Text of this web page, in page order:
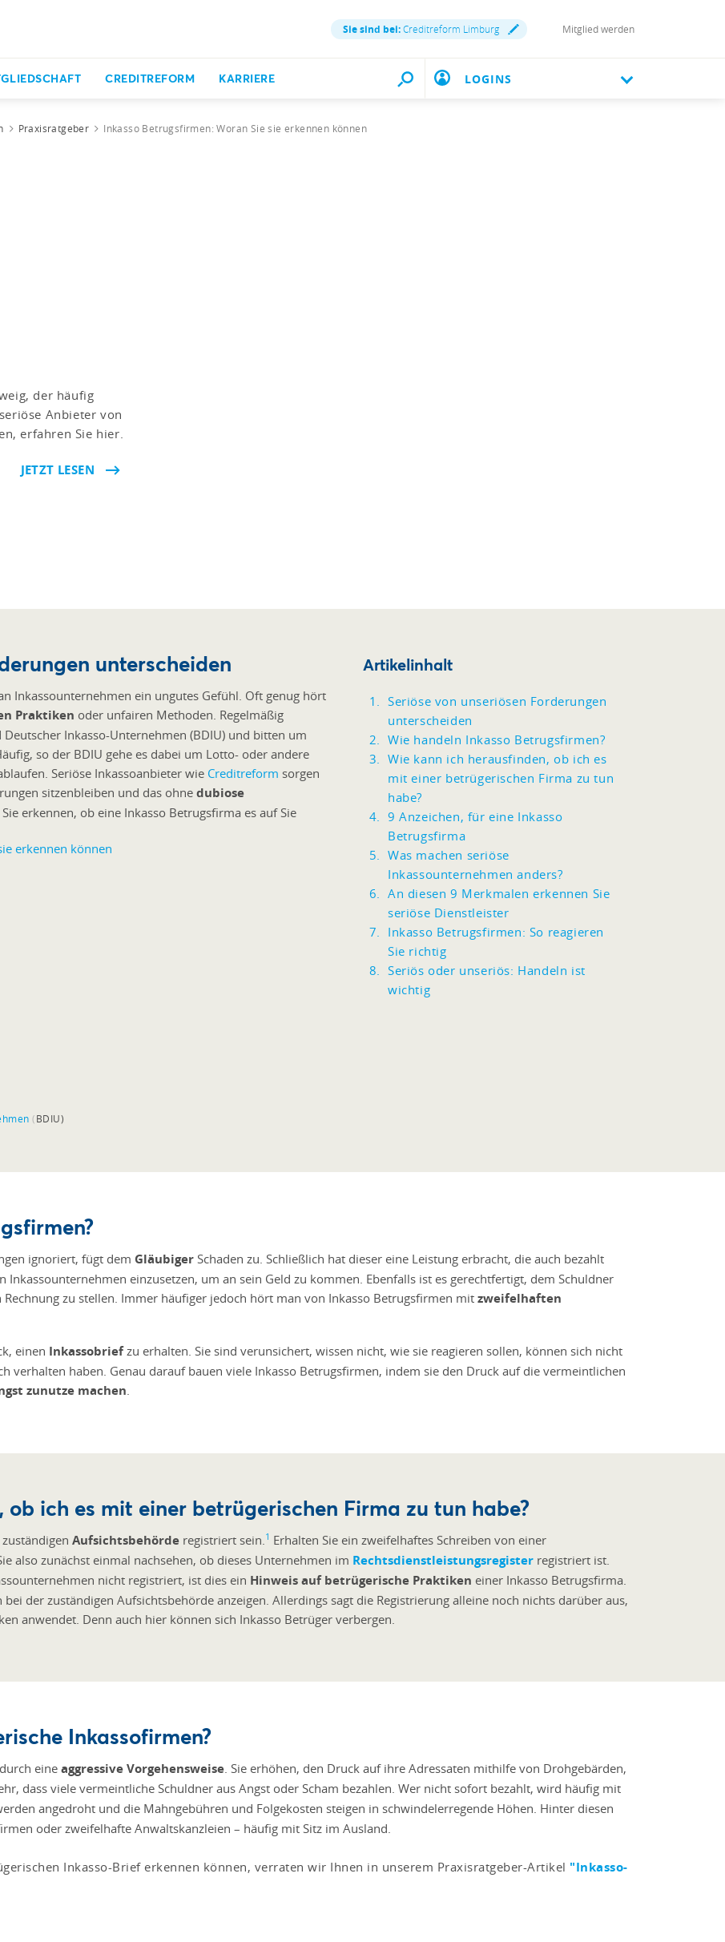
Sie sind bei:Creditreform Limburg Mitglied werden
CREDITREFORM KARRIERE LOGINS
Praxisratgeber Inkasso Betrugsfirmen: Woran Sie sie erkennen können
der häufig
Anbieter von
erfahren Sie hier.
JETZT LESEN
unterscheiden
Inkassounternehmen ein ungutes Gefühl. Oft genug hört
Praktiken oder unfairen Methoden. Regelmäßig
Inkasso-Unternehmen (BDIU) und bitten um
so der BDIU gehe es dabei um Lotto- oder andere
Seriöse Inkassoanbieter wie Creditreform sorgen
sitzenbleiben und das ohne dubiose
erkennen, ob eine Inkasso Betrugsfirma es auf Sie
(BDIU)
Artikelinhalt
Seriöse von unseriösen Forderungen
unterscheiden
Wie handeln Inkasso Betrugsfirmen?
Wie kann ich herausfinden, ob ich es
mit einer betrügerischen Firma zu tun
habe?
9 Anzeichen, für eine Inkasso
Betrugsfirma
Was machen seriöse
Inkassounternehmen anders?
An diesen 9 Merkmalen erkennen Sie
seriöse Dienstleister
Inkasso Betrugsfirmen: So reagieren
Sie richtig
Seriös oder unseriös: Handeln ist
wichtig
ignoriert, fügt dem Gläubiger Schaden zu. Schließlich hat dieser eine Leistung erbracht, die auch bezahlt
einzusetzen, um an sein Geld zu kommen. Ebenfalls ist es gerechtfertigt, dem Schuldner
Rechnung zu stellen. Immer häufiger jedoch hört man von Inkasso Betrugsfirmen mitzweifelhaften
einen Inkassobriefzu erhalten. Sie sind verunsichert, wissen nicht, wie sie reagieren sollen, können sich nicht
verhalten haben. Genau darauf bauen viele Inkasso Betrugsfirmen, indem sie den Druck auf die vermeintlichen
zunutze machen.
ich es mit einer betrügerischen Firma zu tun habe?
Aufsichtsbehörde registriert sein.1 Erhalten Sie ein zweifelhaftes Schreiben von einer
also zunächst einmal nachsehen, ob dieses Unternehmen im Rechtsdienstleistungsregister registriert ist.
nicht registriert, ist dies ein Hinweis auf betrügerische Praktiken einer Inkasso Betrugsfirma.
der zuständigen Aufsichtsbehörde anzeigen. Allerdings sagt die Registrierung alleine noch nichts darüber aus,
anwendet. Denn auch hier können sich Inkasso Betrüger verbergen.
Inkassofirmen?
eine aggressive Vorgehensweise. Sie erhöhen, den Druck auf ihre Adressaten mithilfe von Drohgebärden,
dass viele vermeintliche Schuldner aus Angst oder Scham bezahlen. Wer nicht sofort bezahlt, wird häufig mit
angedroht und die Mahngebühren und Folgekosten steigen in schwindelerregende Höhen. Hinter diesen
oder zweifelhafte Anwaltskanzleien – häufig mit Sitz im Ausland.
Inkasso-Brief erkennen können, verraten wir Ihnen in unserem Praxisratgeber-Artikel "Inkasso-